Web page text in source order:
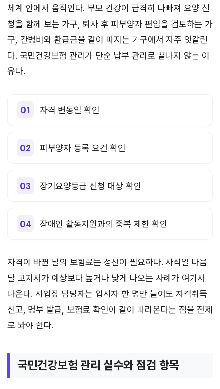
체계 안에서 움직인다. 부모 건강이 급격히 나빠져 요양 신
청을 함께 보는 가구, 퇴사 후 피부양자 편입을 검토하는 가
구, 간병비와 환급금을 같이 따지는 가구에서 자주 엇갈린
다. 국민건강보험 관리가 단순 납부 관리로 끝나지 않는 이
유다.
자격 변동일 확인
피부양자 등록 요건 확인
장기요양등급 신청 대상 확인
장애인 활동지원과의 중복 제한 확인
자격이 바뀐 달의 보험료는 정산이 필요하다. 사직일 다음
달 고지서가 예상보다 높거나 낮게 나오는 사례가 여기서
나온다. 사업장 담당자는 입사자 한 명만 늘어도 자격취득
신고, 명부 발급, 보험료 확인이 같이 따라온다는 점을 전제
로 봐야 한다.
국민건강보험 관리 실수와 점검 항목